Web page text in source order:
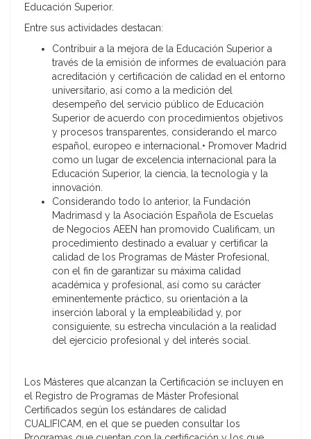
Educación Superior.
Entre sus actividades destacan:
Contribuir a la mejora de la Educación Superior a
través de la emisión de informes de evaluación para
acreditación y certificación de calidad en el entorno
universitario, así como a la medición del
desempeño del servicio público de Educación
Superior de acuerdo con procedimientos objetivos
y procesos transparentes, considerando el marco
español, europeo e internacional.• Promover Madrid
como un lugar de excelencia internacional para la
Educación Superior, la ciencia, la tecnología y la
innovación.
Considerando todo lo anterior, la Fundación
Madrimasd y la Asociación Española de Escuelas
de Negocios AEEN han promovido Cualificam, un
procedimiento destinado a evaluar y certificar la
calidad de los Programas de Máster Profesional,
con el fin de garantizar su máxima calidad
académica y profesional, así como su carácter
eminentemente práctico, su orientación a la
inserción laboral y la empleabilidad y, por
consiguiente, su estrecha vinculación a la realidad
del ejercicio profesional y del interés social.
Los Másteres que alcanzan la Certificación se incluyen en
el Registro de Programas de Máster Profesional
Certificados según los estándares de calidad
CUALIFICAM, en el que se pueden consultar los